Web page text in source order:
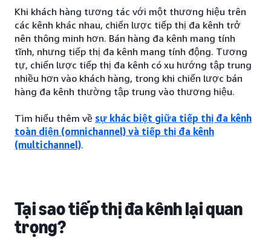
Khi khách hàng tương tác với một thương hiệu trên
các kênh khác nhau, chiến lược tiếp thị đa kênh trở
nên thông minh hơn. Bán hàng đa kênh mang tính
tĩnh, nhưng tiếp thị đa kênh mang tính động. Tương
tự, chiến lược tiếp thị đa kênh có xu hướng tập trung
nhiều hơn vào khách hàng, trong khi chiến lược bán
hàng đa kênh thường tập trung vào thương hiệu.
Tìm hiểu thêm về sự khác biệt giữa tiếp thị đa kênh
toàn diện (omnichannel) và tiếp thị đa kênh
(multichannel).
Tại sao tiếp thị đa kênh lại quan
trọng?